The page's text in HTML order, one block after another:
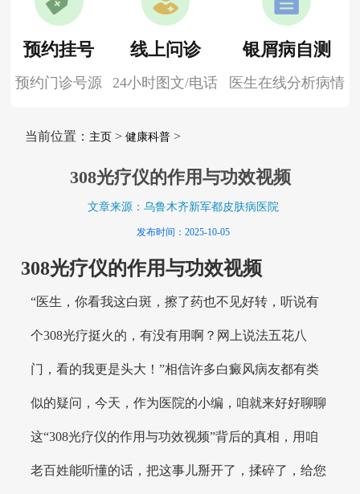
预约挂号
预约门诊号源
线上问诊
24小时图文/电话
银屑病自测
医生在线分析病情
当前位置： 主页> 健康科普>
308光疗仪的作用与功效视频
文章来源：乌鲁木齐新军都皮肤病医院
发布时间：2025-10-05
308光疗仪的作用与功效视频
“医生，你看我这白斑，擦了药也不见好转，听说有
个308光疗挺火的，有没有用啊？网上说法五花八
门，看的我更是头大！”相信许多白癜风病友都有类
似的疑问，今天，作为医院的小编，咱就来好好聊聊
这“308光疗仪的作用与功效视频”背后的真相，用咱
老百姓能听懂的话，把这事儿掰开了，揉碎了，给您